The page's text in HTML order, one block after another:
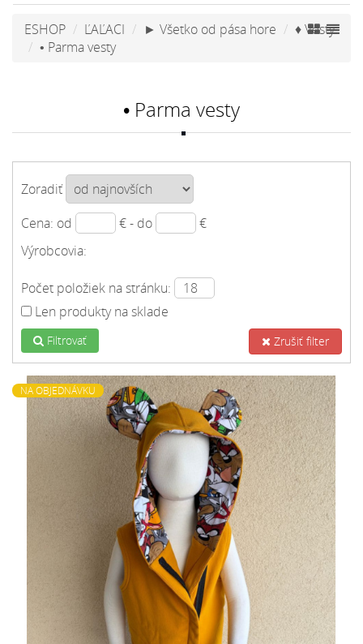
ESHOP ĽAĽACI ► Všetko od pása hore
♦ Vesty
• Parma vesty
• Parma vesty
Zoradiť
Cena: od
€ - do
€
Výrobcovia:
Počet položiek na stránku:
Len produkty na sklade
Filtrovať Zrušiť filter
NA OBJEDNÁVKU